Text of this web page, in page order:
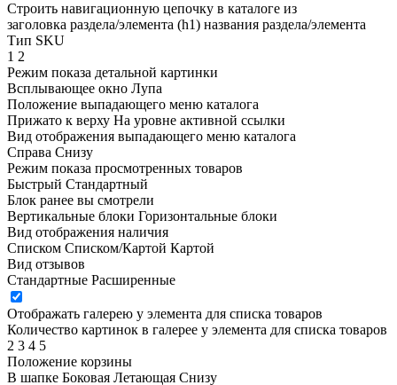
Строить навигационную цепочку в каталоге из
заголовка раздела/элемента (h1) названия раздела/элемента
Тип SKU
1 2
Режим показа детальной картинки
Всплывающее окно Лупа
Положение выпадающего меню каталога
Прижато к верху На уровне активной ссылки
Вид отображения выпадающего меню каталога
Справа Снизу
Режим показа просмотренных товаров
Быстрый Стандартный
Блок ранее вы смотрели
Вертикальные блоки Горизонтальные блоки
Вид отображения наличия
Списком Списком/Картой Картой
Вид отзывов
Стандартные Расширенные
Отображать галерею у элемента для списка товаров
Количество картинок в галерее у элемента для списка товаров
2 3 4 5
Положение корзины
В шапке Боковая Летающая Снизу